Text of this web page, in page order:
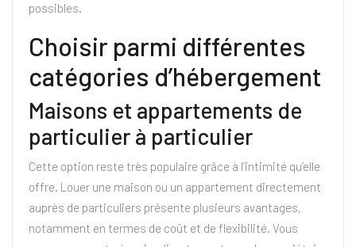
possibles.
Choisir parmi différentes
catégories d’hébergement
Maisons et appartements de
particulier à particulier
Cette option reste très populaire grâce à l’intimité qu’elle
offre. Louer une maison ou un appartement directement
auprès de particuliers présente plusieurs avantages,
notamment en termes de coût et de flexibilité. Vous